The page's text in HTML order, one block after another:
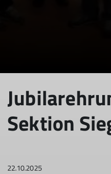
Sektion
22.10.2025